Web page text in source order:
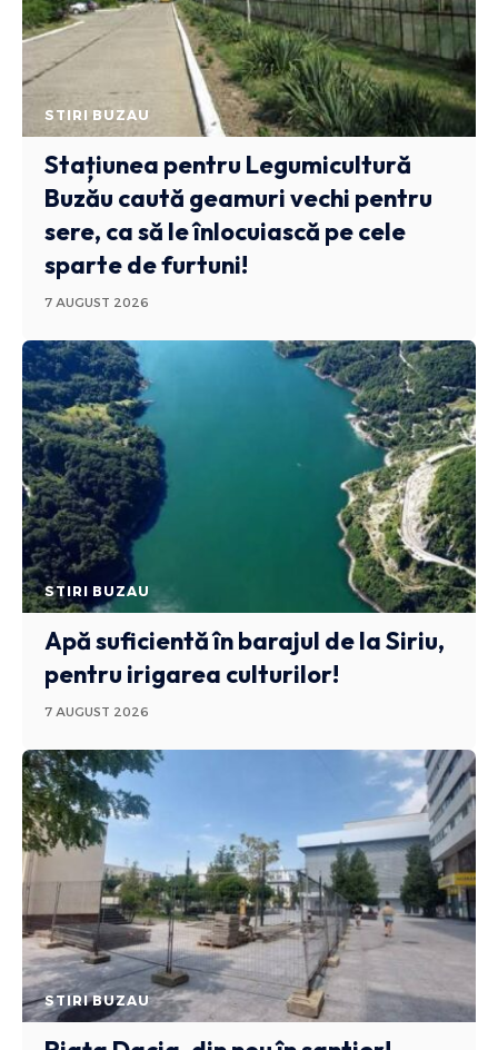
STIRI BUZAU
Stațiunea pentru Legumicultură
Buzău caută geamuri vechi pentru
sere, ca să le înlocuiască pe cele
sparte de furtuni!
7 AUGUST 2026
STIRI BUZAU
Apă suficientă în barajul de la Siriu,
pentru irigarea culturilor!
7 AUGUST 2026
STIRI BUZAU